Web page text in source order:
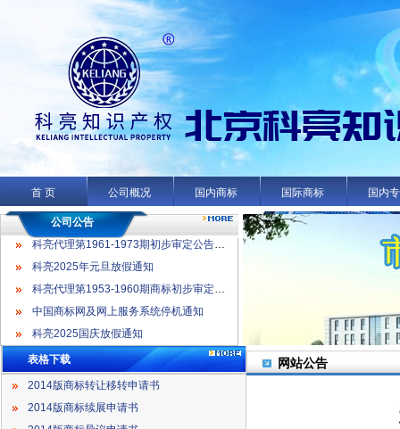
首 页 公司概况 国内商标 国际商标 国内
公司公告
科亮代理第1953-1960期商标初步审定公告名录
中国商标网及网上服务系统停机通知
科亮2025国庆放假通知
科亮代理第1961-1973期初步审定公告名录
科亮2025年元旦放假通知
科亮代理第1953-1960期商标初步审定公告名录
中国商标网及网上服务系统停机通知
科亮2025国庆放假通知
表格下载
2014版商标转让移转申请书
2014版商标续展申请书
网站公告